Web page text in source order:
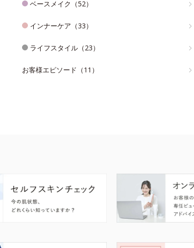
ベースメイク（52）
インナーケア（33）
ライフスタイル（23）
お客様エピソード（11）